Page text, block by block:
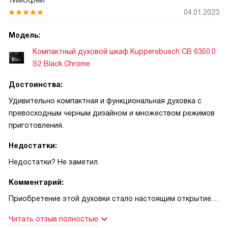
04.01.2023
Модель:
Компактный духовой шкаф Kuppersbusch CB 6350.0
S2 Black Chrome
Достоинства:
Удивительно компактная и функциональная духовка с
превосходным черным дизайном и множеством режимов
приготовления.
Недостатки:
Недостатки? Не заметил.
Комментарий:
Приобретение этой духовки стало настоящим открытием
эффективность и универсальность. Очень понравилось
Читать отзыв полностью